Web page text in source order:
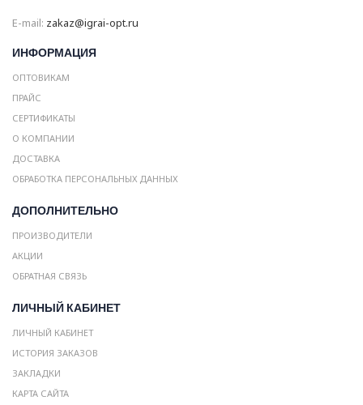
E-mail: zakaz@igrai-opt.ru
ИНФОРМАЦИЯ
ОПТОВИКАМ
ПРАЙС
СЕРТИФИКАТЫ
О КОМПАНИИ
ДОСТАВКА
ОБРАБОТКА ПЕРСОНАЛЬНЫХ ДАННЫХ
ДОПОЛНИТЕЛЬНО
ПРОИЗВОДИТЕЛИ
АКЦИИ
ОБРАТНАЯ СВЯЗЬ
ЛИЧНЫЙ КАБИНЕТ
ЛИЧНЫЙ КАБИНЕТ
ИСТОРИЯ ЗАКАЗОВ
ЗАКЛАДКИ
КАРТА САЙТА